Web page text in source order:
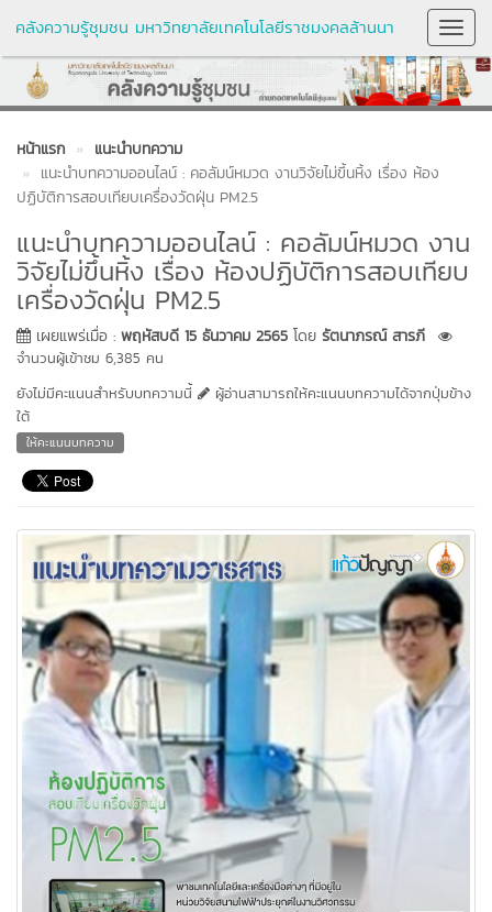
คลังความรู้ชุมชน มหาวิทยาลัยเทคโนโลยีราชมงคลล้านนา
หน้าแรก
แนะนำบทความ
แนะนำบทความออนไลน์ : คอลัมน์หมวด งานวิจัยไม่ขึ้นหิ้ง เรื่อง ห้อง
ปฏิบัติการสอบเทียบเครื่องวัดฝุ่น PM2.5
แนะนำบทความออนไลน์ : คอลัมน์หมวด งาน
วิจัยไม่ขึ้นหิ้ง เรื่อง ห้องปฏิบัติการสอบเทียบ
เครื่องวัดฝุ่น PM2.5
เผยแพร่เมื่อ : พฤหัสบดี 15 ธันวาคม 2565 โดย รัตนาภรณ์ สารภี
จำนวนผู้เข้าชม 6,385 คน
ยังไม่มีคะแนนสำหรับบทความนี้
ผู้อ่านสามารถให้คะแนนบทความได้จากปุ่มข้าง
ใต้
ให้คะแนนบทความ